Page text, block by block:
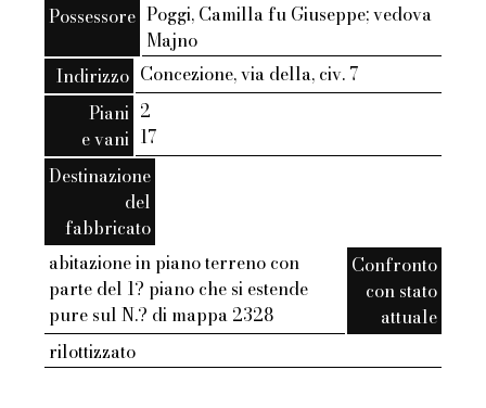
Possessore Poggi, Camilla fu Giuseppe; vedova
Majno
Indirizzo Concezione, via della, civ. 7
Piani
e vani
2
17
Destinazione
del
fabbricato
abitazione in piano terreno con
parte del 1? piano che si estende
pure sul N.? di mappa 2328
Confronto
con stato
attuale
rilottizzato